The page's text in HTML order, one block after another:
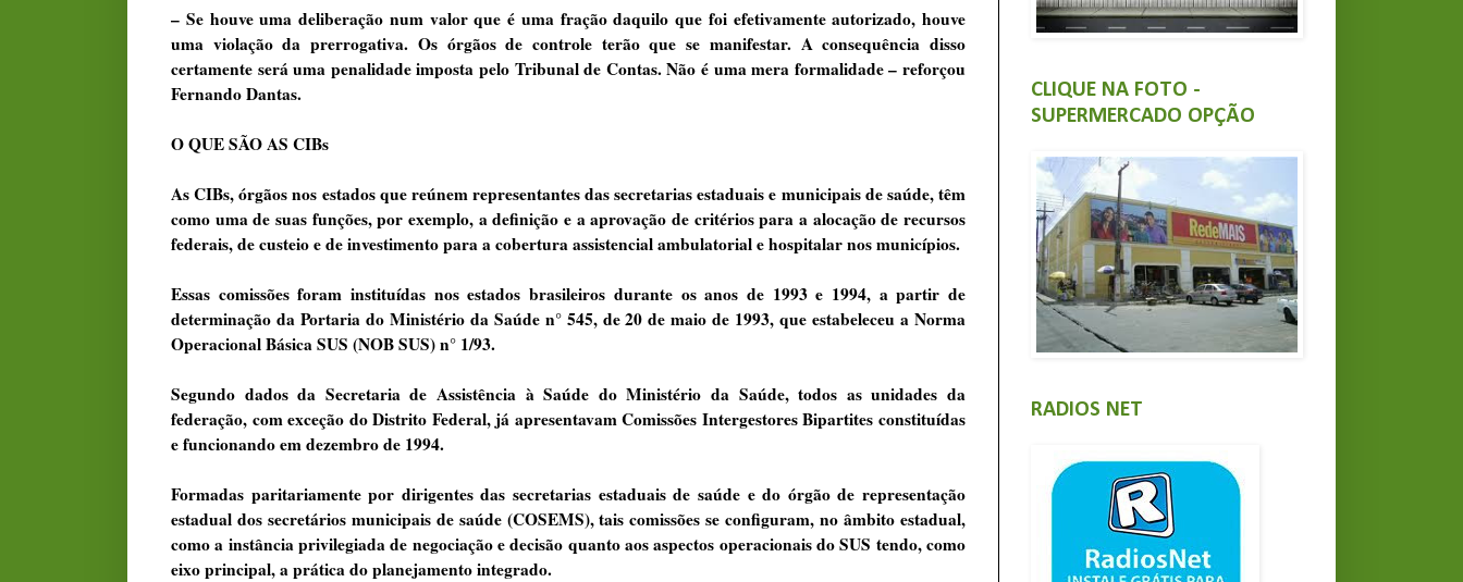
– Se houve uma deliberação num valor que é uma fração daquilo que foi efetivamente autorizado, houve
uma violação da prerrogativa. Os órgãos de controle terão que se manifestar. A consequência disso
certamente será uma penalidade imposta pelo Tribunal de Contas. Não é uma mera formalidade – reforçou
Fernando Dantas.
O QUE SÃO AS CIBs
As CIBs, órgãos nos estados que reúnem representantes das secretarias estaduais e municipais de saúde, têm
como uma de suas funções, por exemplo, a definição e a aprovação de critérios para a alocação de recursos
federais, de custeio e de investimento para a cobertura assistencial ambulatorial e hospitalar nos municípios.
Essas comissões foram instituídas nos estados brasileiros durante os anos de 1993 e 1994, a partir de
determinação da Portaria do Ministério da Saúde n° 545, de 20 de maio de 1993, que estabeleceu a Norma
Operacional Básica SUS (NOB SUS) n° 1/93.
Segundo dados da Secretaria de Assistência à Saúde do Ministério da Saúde, todos as unidades da
federação, com exceção do Distrito Federal, já apresentavam Comissões Intergestores Bipartites constituídas
e funcionando em dezembro de 1994.
Formadas paritariamente por dirigentes das secretarias estaduais de saúde e do órgão de representação
estadual dos secretários municipais de saúde (COSEMS), tais comissões se configuram, no âmbito estadual,
como a instância privilegiada de negociação e decisão quanto aos aspectos operacionais do SUS tendo, como
eixo principal, a prática do planejamento integrado.
CLIQUE NA FOTO -
SUPERMERCADO OPÇÃO
RADIOS NET